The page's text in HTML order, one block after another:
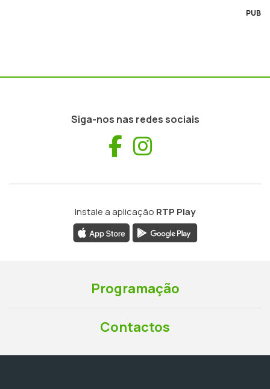
PUB
Siga-nos nas redes sociais
Facebook
Instale a aplicação RTP Play
Programação
Contactos